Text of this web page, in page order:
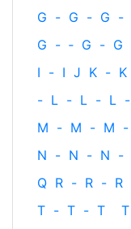
G - G - G -
G - ‐ G - G
I - I J K - K
- L - L - L -
M - M - M -
N - N - N -
Q R - R - R
T - T - T T